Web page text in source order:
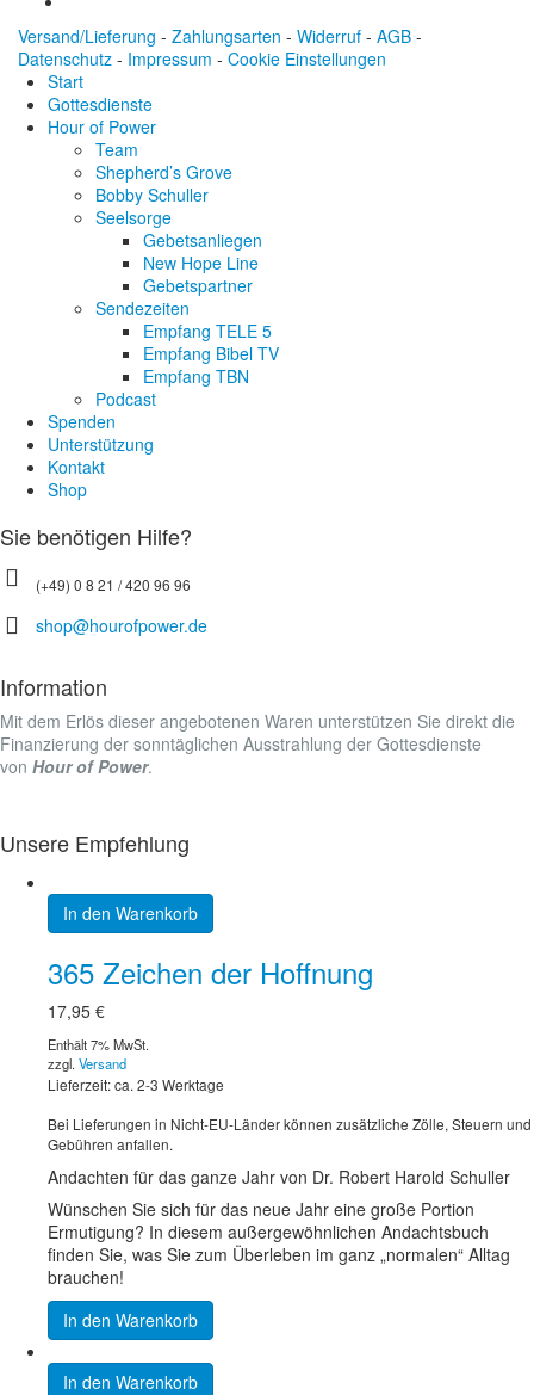
Versand/Lieferung - Zahlungsarten - Widerruf - AGB -
Datenschutz - Impressum - Cookie Einstellungen
Start
Gottesdienste
Hour of Power
Team
Shepherd’s Grove
Bobby Schuller
Seelsorge
Gebetsanliegen
New Hope Line
Gebetspartner
Sendezeiten
Empfang TELE 5
Empfang Bibel TV
Empfang TBN
Podcast
Spenden
Unterstützung
Kontakt
Shop
Sie benötigen Hilfe?
(+49) 0 8 21 / 420 96 96
shop@hourofpower.de
Information
Mit dem Erlös dieser angebotenen Waren unterstützen Sie direkt die
Finanzierung der sonntäglichen Ausstrahlung der Gottesdienste
von Hour of Power.
Unsere Empfehlung
In den Warenkorb
365 Zeichen der Hoffnung
17,95 €
Enthält 7% MwSt.
zzgl. Versand
Lieferzeit: ca. 2-3 Werktage
Bei Lieferungen in Nicht-EU-Länder können zusätzliche Zölle, Steuern und
Gebühren anfallen.
Andachten für das ganze Jahr von Dr. Robert Harold Schuller
Wünschen Sie sich für das neue Jahr eine große Portion
Ermutigung? In diesem außergewöhnlichen Andachtsbuch
finden Sie, was Sie zum Überleben im ganz „normalen“ Alltag
brauchen!
In den Warenkorb
In den Warenkorb